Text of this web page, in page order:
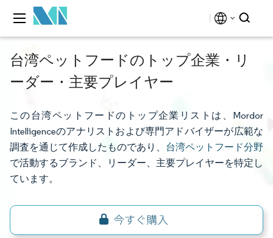
台湾ペットフードのトップ企業・リ
ーダー・主要プレイヤー
この台湾ペットフードのトップ企業リストは、Mordor
Intelligenceのアナリストおよび専門アドバイザーが広範な
調査を通じて作成したものであり、 台湾ペットフード分野
で活動するブランド、リーダー、主要プレイヤーを特定し
ています。